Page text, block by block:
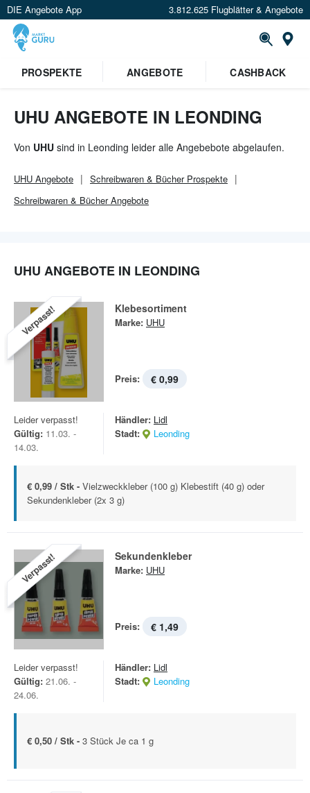
DIE Angebote App 3.812.625 Flugblätter & Angebote
PROSPEKTE ANGEBOTE CASHBACK
UHU ANGEBOTE IN LEONDING
Von UHU sind in Leonding leider alle Angebebote abgelaufen.
UHU Angebote Schreibwaren & BücherProspekte
Schreibwaren & BücherAngebote
UHU ANGEBOTE IN LEONDING
Verpasst! Klebesortiment
Marke: UHU
Preis: € 0,99
Leider verpasst!
Gültig: 11.03. -
14.03.
Händler: Lidl
Stadt:
Leonding
€ 0,99 / Stk - Vielzweckkleber (100 g) Klebestift (40 g) oder
Sekundenkleber (2x 3 g)
Verpasst! Sekundenkleber
Marke: UHU
Preis: € 1,49
Leider verpasst!
Gültig: 21.06. -
24.06.
Händler: Lidl
Stadt:
Leonding
€ 0,50 / Stk - 3 Stück Je ca 1 g